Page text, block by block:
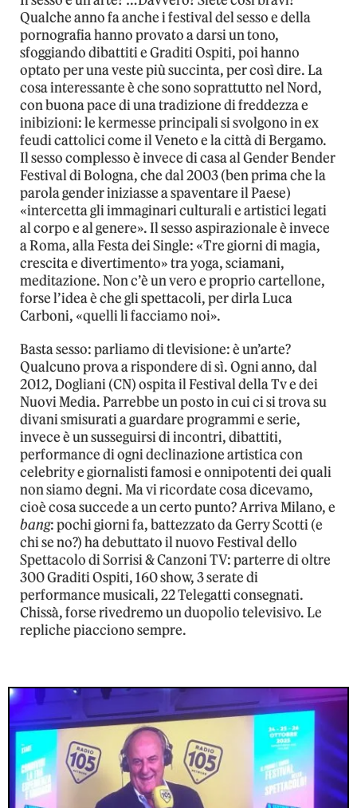
Qualche anno fa anche i festival del sesso e della
pornografia hanno provato a darsi un tono,
sfoggiando dibattiti e Graditi Ospiti, poi hanno
optato per una veste più succinta, per così dire. La
cosa interessante è che sono soprattutto nel Nord,
con buona pace di una tradizione di freddezza e
inibizioni: le kermesse principali si svolgono in ex
feudi cattolici come il Veneto e la città di Bergamo.
Il sesso complesso è invece di casa al Gender Bender
Festival di Bologna, che dal 2003 (ben prima che la
parola gender iniziasse a spaventare il Paese)
«intercetta gli immaginari culturali e artistici legati
al corpo e al genere». Il sesso aspirazionale è invece
a Roma, alla Festa dei Single: «Tre giorni di magia,
crescita e divertimento» tra yoga, sciamani,
meditazione. Non c’è un vero e proprio cartellone,
forse l’idea è che gli spettacoli, per dirla Luca
Carboni, «quelli li facciamo noi».
Basta sesso: parliamo di tlevisione: è un’arte?
Qualcuno prova a rispondere di sì. Ogni anno, dal
2012, Dogliani (CN) ospita il Festival della Tv e dei
Nuovi Media. Parrebbe un posto in cui ci si trova su
divani smisurati a guardare programmi e serie,
invece è un susseguirsi di incontri, dibattiti,
performance di ogni declinazione artistica con
celebrity e giornalisti famosi e onnipotenti dei quali
non siamo degni. Ma vi ricordate cosa dicevamo,
cioè cosa succede a un certo punto? Arriva Milano, e
bang: pochi giorni fa, battezzato da Gerry Scotti (e
chi se no?) ha debuttato il nuovo Festival dello
Spettacolo di Sorrisi & Canzoni TV: parterre di oltre
300 Graditi Ospiti, 160 show, 3 serate di
performance musicali, 22 Telegatti consegnati.
Chissà, forse rivedremo un duopolio televisivo. Le
repliche piacciono sempre.